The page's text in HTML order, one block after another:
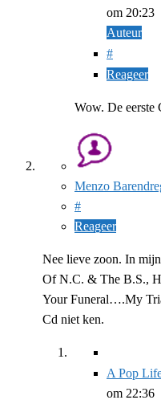
om 20:23
Auteur
#
Reageer
Wow. De eerste
Menzo
#
Reageer
Nee lieve zoon. In
Of N.C. & The B.S.,
Your Funeral….My
Cd niet ken.
A Pop
om 22:36